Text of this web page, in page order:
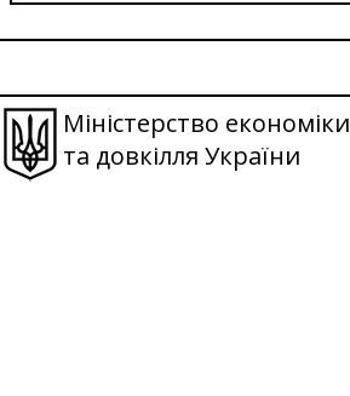
Міністерство економіки
та довкілля України